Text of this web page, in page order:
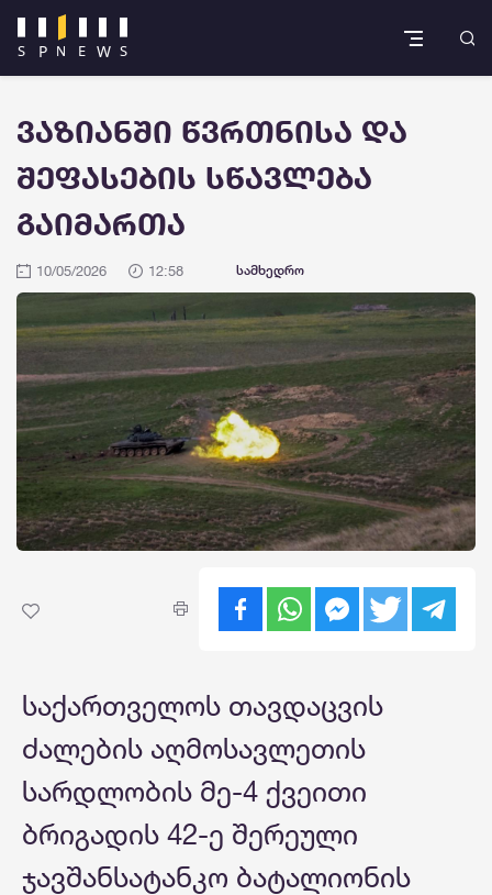
ვაზიანში წვრთნისა და
შეფასების სწავლება
გაიმართა
10/05/2026 12:58 სამხედრო
საქართველოს თავდაცვის
ძალების აღმოსავლეთის
სარდლობის მე-4 ქვეითი
ბრიგადის 42-ე შერეული
ჯავშანსატანკო ბატალიონის